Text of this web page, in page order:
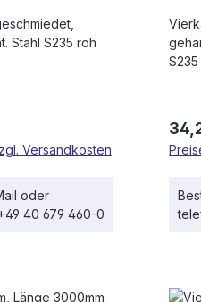
Stahl S235 roh
Versandkosten
oder
40 679 460-0